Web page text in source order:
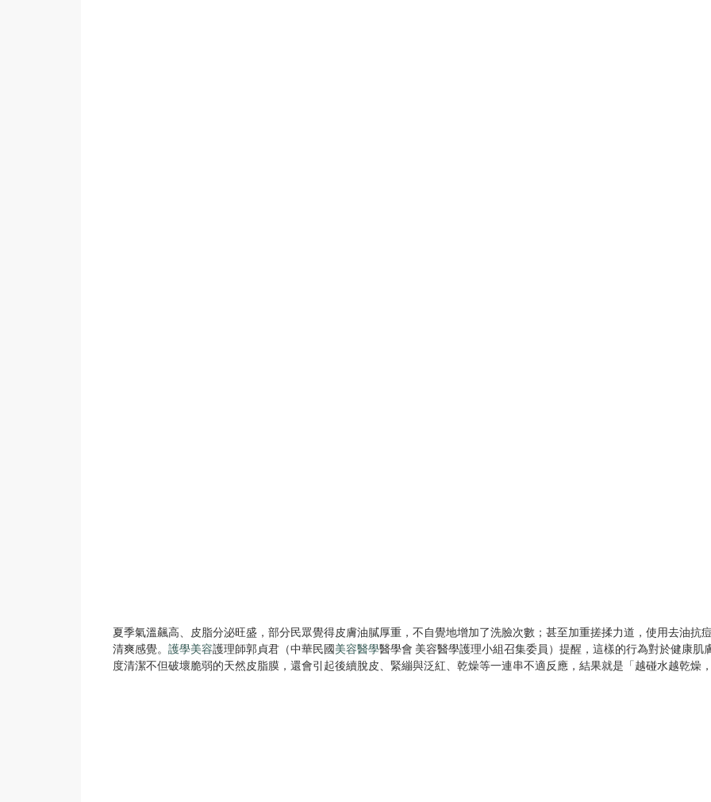
夏季氣溫飆高、皮脂分泌旺盛，部分民眾覺得皮膚油膩厚重，不自覺地增加了洗臉次數；甚至加重搓揉力道，使用去油抗
清爽感覺。 護學美容護理師郭貞君（中華民國美容醫學醫學會 美容醫學護理小組召集委員）提醒，這樣的行為對於健康肌
度清潔不但破壞脆弱的天然皮脂膜，還會引起後續脫皮、緊繃與泛紅、乾燥等一連串不適反應，結果就是「越碰水越乾燥